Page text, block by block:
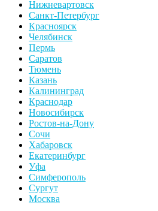
Нижневартовск
Санкт-Петербург
Красноярск
Челябинск
Пермь
Саратов
Тюмень
Казань
Калининград
Краснодар
Новосибирск
Ростов-на-Дону
Сочи
Хабаровск
Екатеринбург
Уфа
Симферополь
Сургут
Москва